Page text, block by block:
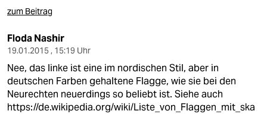
zum Beitrag
Floda Nashir
19.01.2015 , 15:19 Uhr
Nee, das linke ist eine im nordischen Stil, aber in
deutschen Farben gehaltene Flagge, wie sie bei den
Neurechten neuerdings so beliebt ist. Siehe auch
https://de.wikipedia.org/wiki/Liste_von_Flaggen_mit_ska